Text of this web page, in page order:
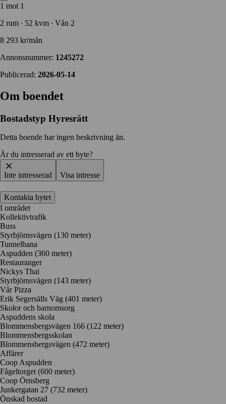
1 mot 1
2 rum ∙ 52 kvm ∙ Vån 2
8 293 kr/mån
Annonsnummer: 1245272
Publicerad: 2026-05-14
Om boendet
Bostadstyp Hyresrätt
Detta boende har ingen beskrivning än.
Är du intresserad av ett byte?
Inte intresserad Visa intresse
Kontakta bytet
I området
Kollektivtrafik
Buss
Styrbjörnsvägen (130 meter)
Tunnelbana
Aspudden (360 meter)
Restauranger
Nickys Thai
Styrbjörnsvägen (143 meter)
Vår Pizza
Erik Segersälls Väg (401 meter)
Skolor och barnomsorg
Aspuddens skola
Blommensbergsvägen 166 (122 meter)
Blommensbergsskolan
Blommensbergsvägen (472 meter)
Affärer
Coop Aspudden
Fågeltorget(600 meter)
Coop Örnsberg
Junkergatan 27 (732 meter)
Önskad bostad